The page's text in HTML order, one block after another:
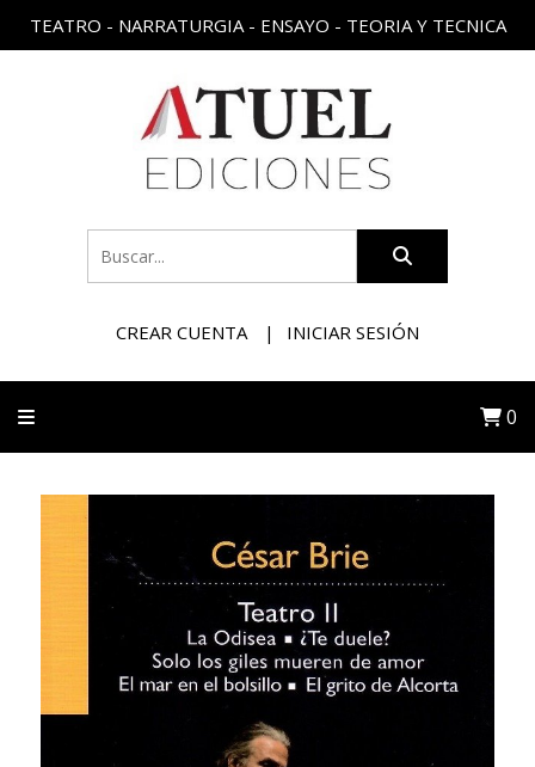
TEATRO - NARRATURGIA - ENSAYO - TEORIA Y TECNICA
CREAR CUENTA INICIAR SESIÓN
0